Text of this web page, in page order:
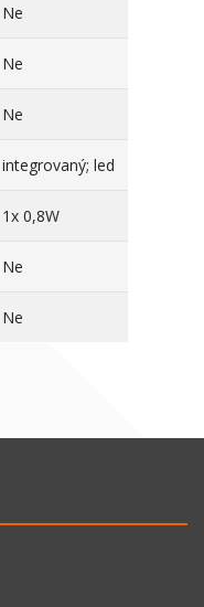
Ne
Ne
Ne
integrovaný; led
1x 0,8W
Ne
Ne